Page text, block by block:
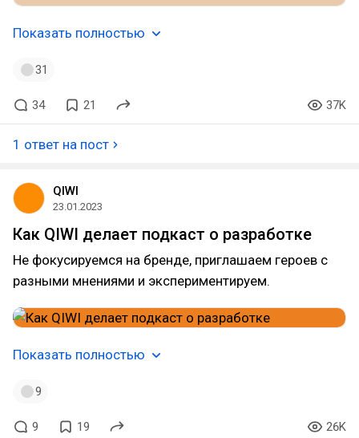
Показать полностью
31
34 21 37K
1 ответ на пост
QIWI
23.01.2023
Как QIWI делает подкаст о разработке
Не фокусируемся на бренде, приглашаем героев с
разными мнениями и экспериментируем.
Показать полностью
9
9 19 26K